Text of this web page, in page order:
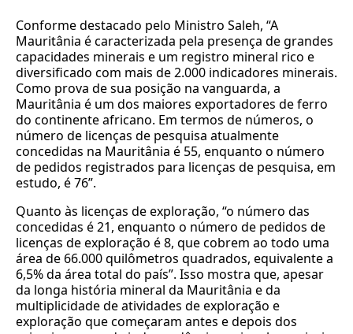
Conforme destacado pelo Ministro Saleh, “A
Mauritânia é caracterizada pela presença de grandes
capacidades minerais e um registro mineral rico e
diversificado com mais de 2.000 indicadores minerais.
Como prova de sua posição na vanguarda, a
Mauritânia é um dos maiores exportadores de ferro
do continente africano. Em termos de números, o
número de licenças de pesquisa atualmente
concedidas na Mauritânia é 55, enquanto o número
de pedidos registrados para licenças de pesquisa, em
estudo, é 76”.
Quanto às licenças de exploração, “o número das
concedidas é 21, enquanto o número de pedidos de
licenças de exploração é 8, que cobrem ao todo uma
área de 66.000 quilômetros quadrados, equivalente a
6,5% da área total do país”. Isso mostra que, apesar
da longa história mineral da Mauritânia e da
multiplicidade de atividades de exploração e
exploração que começaram antes e depois dos